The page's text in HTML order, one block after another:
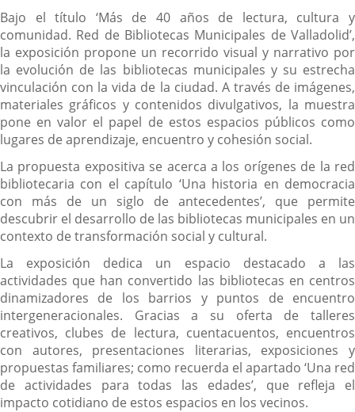
Bajo el título ‘Más de 40 años de lectura, cultura y
comunidad. Red de Bibliotecas Municipales de Valladolid’,
la exposición propone un recorrido visual y narrativo por
la evolución de las bibliotecas municipales y su estrecha
vinculación con la vida de la ciudad. A través de imágenes,
materiales gráficos y contenidos divulgativos, la muestra
pone en valor el papel de estos espacios públicos como
lugares de aprendizaje, encuentro y cohesión social.
La propuesta expositiva se acerca a los orígenes de la red
bibliotecaria con el capítulo ‘Una historia en democracia
con más de un siglo de antecedentes’, que permite
descubrir el desarrollo de las bibliotecas municipales en un
contexto de transformación social y cultural.
La exposición dedica un espacio destacado a las
actividades que han convertido las bibliotecas en centros
dinamizadores de los barrios y puntos de encuentro
intergeneracionales. Gracias a su oferta de talleres
creativos, clubes de lectura, cuentacuentos, encuentros
con autores, presentaciones literarias, exposiciones y
propuestas familiares; como recuerda el apartado ‘Una red
de actividades para todas las edades’, que refleja el
impacto cotidiano de estos espacios en los vecinos.